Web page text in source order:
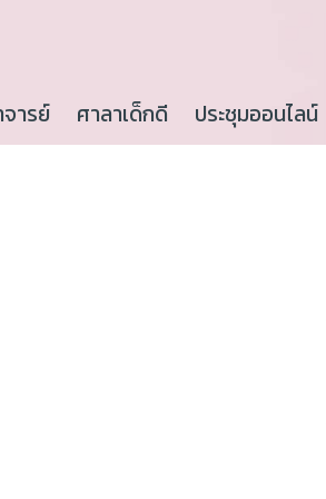
ารย์ ศาลาเด็กดี ประชุมออนไลน์